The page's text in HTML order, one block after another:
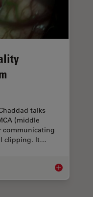
talks
(middle
communicating
clipping. It…
GLOW800